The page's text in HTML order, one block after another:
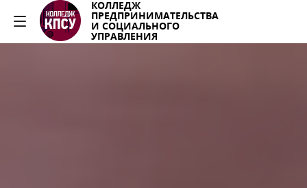
КОЛЛЕДЖ
ПРЕДПРИНИМАТЕЛЬСТВА
И СОЦИАЛЬНОГО
УПРАВЛЕНИЯ